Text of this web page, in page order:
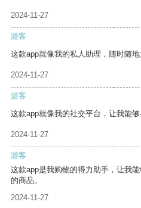
2024-11-27
游客
这款app就像我的私人助理，随时随地
2024-11-27
游客
这款app就像我的社交平台，让我能
2024-11-27
游客
这款app是我购物的得力助手，让我
的商品。
2024-11-27